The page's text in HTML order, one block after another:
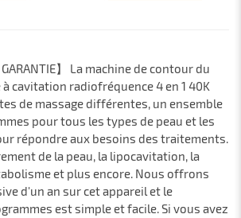
GARANTIE】 La machine de contour du
cavitation radiofréquence 4 en 1 40K
de massage différentes, un ensemble
pour tous les types de peau et les
répondre aux besoins des traitements.
de la peau, la lipocavitation, la
et plus encore. Nous offrons
d'un an sur cet appareil et le
est simple et facile. Si vous avez